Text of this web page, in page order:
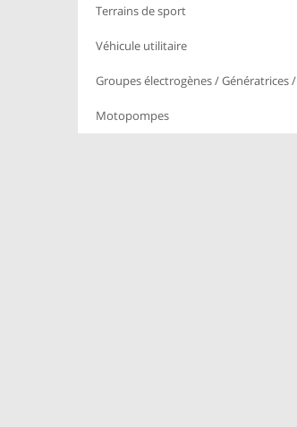
Terrains de sport
Véhicule utilitaire
Groupes électrogènes / Génératrices /
Motopompes